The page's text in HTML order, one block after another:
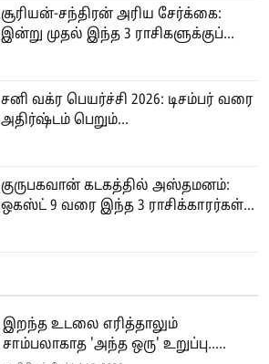
சூரியன்-சந்திரன் அரிய சேர்க்கை:
இன்று முதல் இந்த 3 ராசிகளுக்குப்...
சனி வக்ர பெயர்ச்சி 2026: டிசம்பர் வரை
அதிர்ஷ்டம் பெறும்...
குருபகவான் கடகத்தில் அஸ்தமனம்:
ஒகஸ்ட் 9 வரை இந்த 3 ராசிக்காரர்கள்...
இறந்த உடலை எரித்தாலும்
சாம்பலாகாத 'அந்த ஒரு' உறுப்பு.....